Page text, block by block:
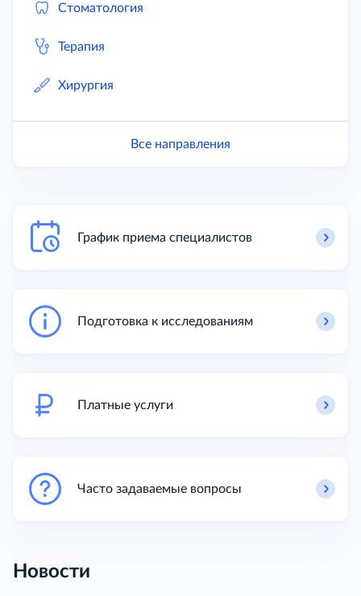
Стоматология
Терапия
Хирургия
Все направления
График приема специалистов
Подготовка к исследованиям
Платные услуги
Часто задаваемые вопросы
Новости